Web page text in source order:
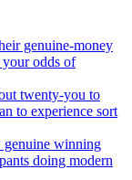
genuine-money
odds of
twenty-you to
to experience sort
genuine winning
doing modern